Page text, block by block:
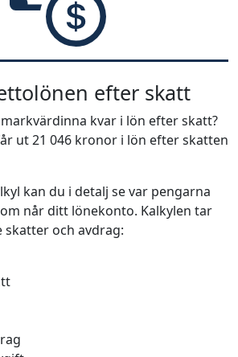
efter skatt
kvar i lön efter skatt?
ut 21 046 kronor i lön efter skatten
kan du i detalj se var pengarna
når ditt lönekonto. Kalkylen tar
och avdrag: